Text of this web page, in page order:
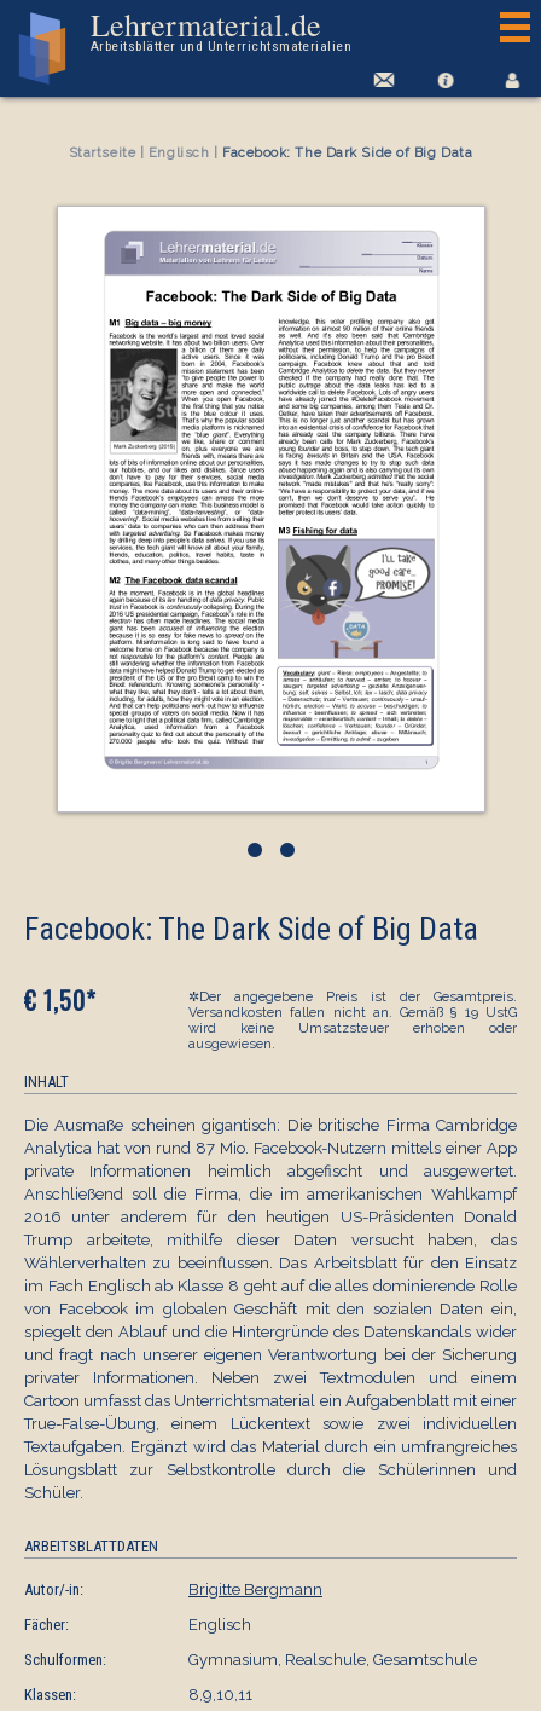
Lehrermaterial.de
Arbeitsblätter und Unterrichtsmaterialien
Startseite| Englisch Facebook: The Dark Side of Big Data
••
Facebook: The Dark Side of Big Data
€ 1,50*
✲Der angegebene Preis ist der Gesamtpreis.
Versandkosten fallen nicht an. Gemäß § 19 UstG
wird keine Umsatzsteuer erhoben oder
ausgewiesen.
INHALT
Die Ausmaße scheinen gigantisch: Die britische Firma Cambridge
Analytica hat von rund 87 Mio. Facebook-Nutzern mittels einer App
private Informationen heimlich abgefischt und ausgewertet.
Anschließend soll die Firma, die im amerikanischen Wahlkampf
2016 unter anderem für den heutigen US-Präsidenten Donald
Trump arbeitete, mithilfe dieser Daten versucht haben, das
Wählerverhalten zu beeinflussen. Das Arbeitsblatt für den Einsatz
im Fach Englisch ab Klasse 8 geht auf die alles dominierende Rolle
von Facebook im globalen Geschäft mit den sozialen Daten ein,
spiegelt den Ablauf und die Hintergründe des Datenskandals wider
und fragt nach unserer eigenen Verantwortung bei der Sicherung
privater Informationen. Neben zwei Textmodulen und einem
Cartoon umfasst das Unterrichtsmaterial ein Aufgabenblatt mit einer
True-False-Übung, einem Lückentext sowie zwei individuellen
Textaufgaben. Ergänzt wird das Material durch ein umfrangreiches
Lösungsblatt zur Selbstkontrolle durch die Schülerinnen und
Schüler.
ARBEITSBLATTDATEN
Autor/-in:
Brigitte Bergmann
Fächer:
Englisch
Schulformen:
Gymnasium, Realschule, Gesamtschule
Klassen:
8,9,10,11